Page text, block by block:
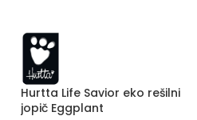
Hurtta Life Savior eko rešilni
jopič Eggplant